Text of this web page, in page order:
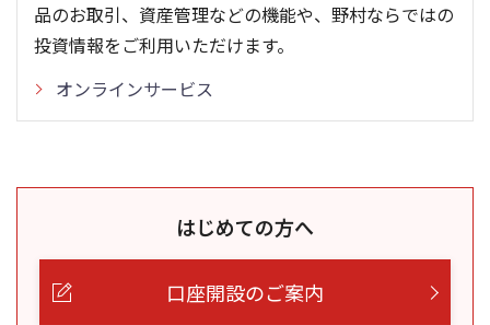
品のお取引、資産管理などの機能や、野村ならではの
投資情報をご利用いただけます。
オンラインサービス
はじめての方へ
口座開設のご案内